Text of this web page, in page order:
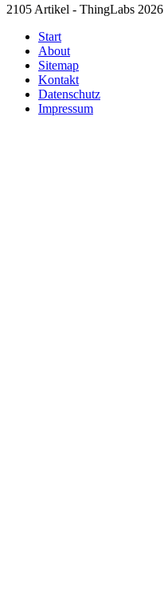
2105 Artikel - ThingLabs 2026
Start
About
Sitemap
Kontakt
Datenschutz
Impressum